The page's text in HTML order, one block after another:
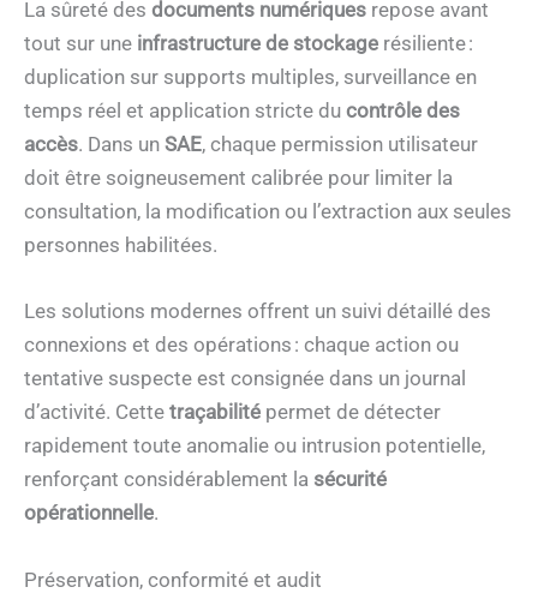
La sûreté des documents numériques repose avant
tout sur une infrastructure de stockage résiliente :
duplication sur supports multiples, surveillance en
temps réel et application stricte du contrôle des
accès. Dans un SAE, chaque permission utilisateur
doit être soigneusement calibrée pour limiter la
consultation, la modification ou l’extraction aux seules
personnes habilitées.
Les solutions modernes offrent un suivi détaillé des
connexions et des opérations : chaque action ou
tentative suspecte est consignée dans un journal
d’activité. Cette traçabilité permet de détecter
rapidement toute anomalie ou intrusion potentielle,
renforçant considérablement la sécurité
opérationnelle.
Préservation, conformité et audit